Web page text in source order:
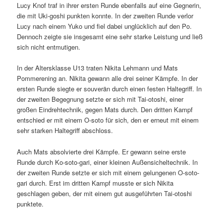
Lucy Knof traf in ihrer ersten Runde ebenfalls auf eine Gegnerin,
die mit Uki-goshi punkten konnte. In der zweiten Runde verlor
Lucy nach einem Yuko und fiel dabei unglücklich auf den Po.
Dennoch zeigte sie insgesamt eine sehr starke Leistung und ließ
sich nicht entmutigen.
In der Altersklasse U13 traten Nikita Lehmann und Mats
Pommerening an. Nikita gewann alle drei seiner Kämpfe. In der
ersten Runde siegte er souverän durch einen festen Haltegriff. In
der zweiten Begegnung setzte er sich mit Tai-otoshi, einer
großen Eindrehtechnik, gegen Mats durch. Den dritten Kampf
entschied er mit einem O-soto für sich, den er erneut mit einem
sehr starken Haltegriff abschloss.
Auch Mats absolvierte drei Kämpfe. Er gewann seine erste
Runde durch Ko-soto-gari, einer kleinen Außensicheltechnik. In
der zweiten Runde setzte er sich mit einem gelungenen O-soto-
gari durch. Erst im dritten Kampf musste er sich Nikita
geschlagen geben, der mit einem gut ausgeführten Tai-otoshi
punktete.